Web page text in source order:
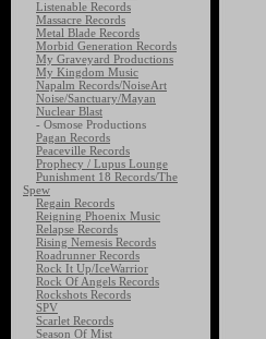
Listenable Records
Massacre Records
Metal Blade Records
Morbid Generation Records
My Graveyard Productions
My Kingdom Music
Napalm Records/NoiseArt
Noise/Sanctuary/Mayan
Nuclear Blast
- Osmose Productions
Pagan Records
Peaceville Records
Prophecy / Lupus Lounge
Punishment 18 Records/The
Spew
Regain Records
Reigning Phoenix Music
Relapse Records
Rising Nemesis Records
Roadrunner Records
Rock It Up/IceWarrior
Rock Of Angels Records
Rockshots Records
SPV
Scarlet Records
Season Of Mist